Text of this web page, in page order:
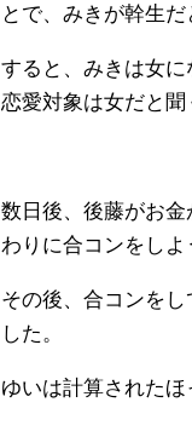
とで、みきが幹生だ
すると、みきは女に
恋愛対象は女だと聞
数日後、後藤がお
わりに合コンをしよ
その後、合コンを
した。
ゆいは計算された